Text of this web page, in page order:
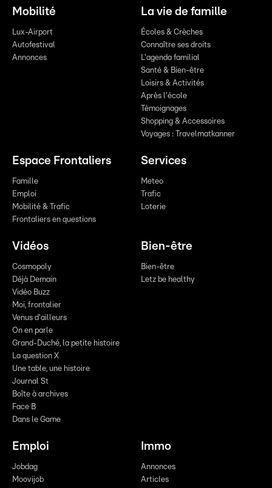
Mobilité
Lux-Airport
Autofestival
Annonces
La vie de famille
Écoles & Crèches
Connaître ses droits
L'agenda familial
Santé & Bien-être
Loisirs & Activités
Après l'école
Témoignages
Shopping & Accessoires
Voyages : Travelmatkanner
Espace Frontaliers
Famille
Emploi
Mobilité & Trafic
Frontaliers en questions
Services
Meteo
Trafic
Loterie
Vidéos
Cosmopoly
Déjà Demain
Vidéo Buzz
Moi, frontalier
Venus d'ailleurs
On en parle
Grand-Duché, la petite histoire
La question X
Une table, une histoire
Journal St
Boîte à archives
Face B
Dans le Game
Bien-être
Bien-être
Letz be healthy
Emploi
Jobdag
Moovijob
Immo
Annonces
Articles